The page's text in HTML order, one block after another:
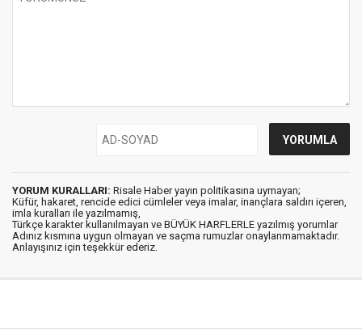
YORUM KURALLARI: Risale Haber yayın politikasına uymayan;
Küfür, hakaret, rencide edici cümleler veya imalar, inançlara saldırı içeren,
imla kuralları ile yazılmamış,
Türkçe karakter kullanılmayan ve BÜYÜK HARFLERLE yazılmış yorumlar
Adınız kısmına uygun olmayan ve saçma rumuzlar onaylanmamaktadır.
Anlayışınız için teşekkür ederiz.